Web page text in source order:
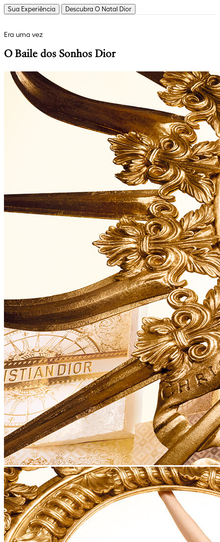
Sua Experiência Descubra O Natal Dior
Era uma vez
O Baile dos Sonhos Dior